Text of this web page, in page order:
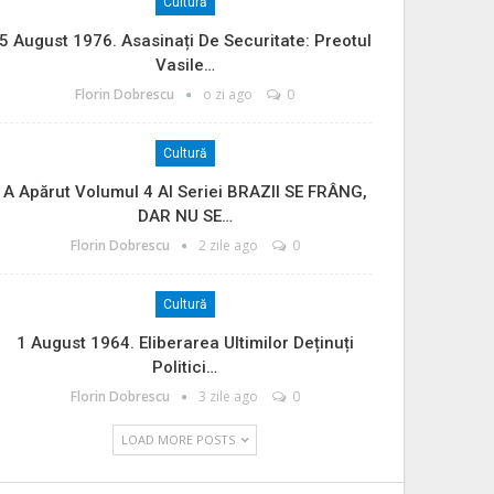
5 August 1976. Asasinați De Securitate: Preotul
Vasile…
Florin Dobrescu o zi ago 0
Cultură
A Apărut Volumul 4 Al Seriei BRAZII SE FRÂNG,
DAR NU SE…
Florin Dobrescu 2 zile ago 0
Cultură
1 August 1964. Eliberarea Ultimilor Deținuți
Politici…
Florin Dobrescu 3 zile ago 0
LOAD MORE POSTS